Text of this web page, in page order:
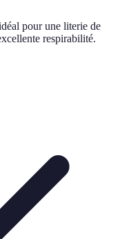
pour une literie de
respirabilité.